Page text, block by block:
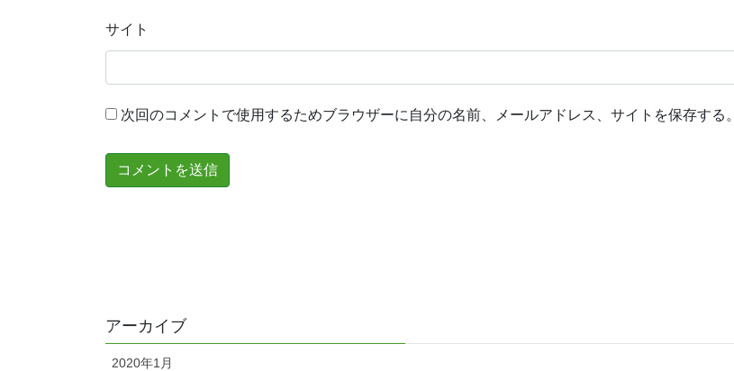
サイト
次回のコメントで使用するためブラウザーに自分の名前、メールアドレス、サイトを保存する。
アーカイブ
2020年1月